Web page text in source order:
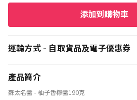
添加到購物車
運輸方式 - 自取貨品及電子優惠券
產品簡介
蘇太名醬 - 柚子香檸醬190克